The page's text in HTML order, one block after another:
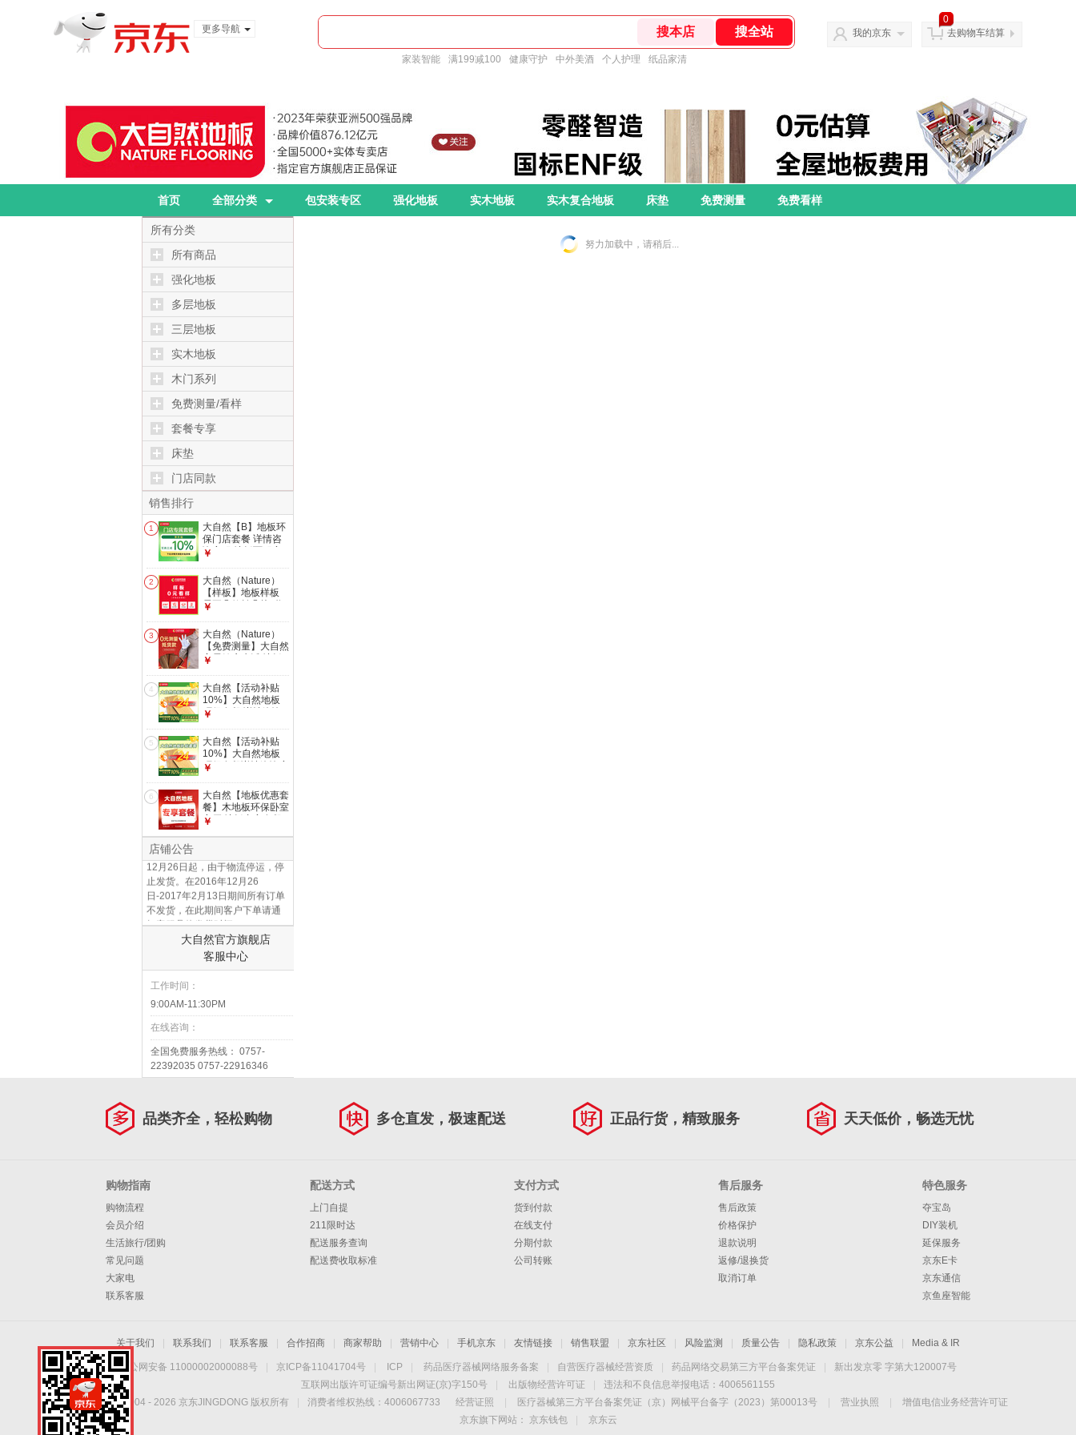
更多导航
家装智能 满199减100 健康守护 中外美酒 个人护理 纸品家清
我的京东
0
去购物车结算
首页 全部分类 包安装专区 强化地板 实木地板 实木复合地板 床垫 免费测量 免费看样
所有分类
所有商品
强化地板
多层地板
三层地板
实木地板
木门系列
免费测量/看样
套餐专享
床垫
门店同款
销售排行
1
大自然【B】地板环
保门店套餐 详情咨
询客服 地板面积定
￥
2
大自然（Nature）
【样板】地板样板
需要几款拍几块 联
样板
￥
3
大自然（Nature）
【免费测量】大自然
家居健康生活 地板
款】 地板测量
￥
4
大自然【活动补贴
10%】大自然地板
环保套餐 详情咨询
【5000元】
￥
5
大自然【活动补贴
10%】大自然地板
环保套餐详情咨询客
【10000元】
￥
6
大自然【地板优惠套
餐】木地板环保卧室
客厅 地板专享套餐
￥
店铺公告
12.12年末大促，全场地板买N平
减N元-限时24小时.
12月26日起，由于物流停运，停
止发货。在2016年12月26
日-2017年2月13日期间所有订单
不发货，在此期间客户下单请通
知客服具体发货时间。
大自然官方旗舰店
客服中心
工作时间：
9:00AM-11:30PM
在线咨询：
全国免费服务热线： 0757-
22392035 0757-22916346
努力加载中，请稍后...
品类齐全，轻松购物 多仓直发，极速配送 正品行货，精致服务 天天低价，畅选无忧
购物指南
购物流程
会员介绍
生活旅行/团购
常见问题
大家电
联系客服
配送方式
上门自提
211限时达
配送服务查询
配送费收取标准
支付方式
货到付款
在线支付
分期付款
公司转账
售后服务
售后政策
价格保护
退款说明
返修/退换货
取消订单
特色服务
夺宝岛
DIY装机
延保服务
京东E卡
京东通信
京鱼座智能
关于我们 联系我们 联系客服 合作招商 商家帮助 营销中心 手机京东 友情链接 销售联盟 京东社区 风险监测 质量公告 隐私政策 京东公益 Media & IR
京公网安备 11000002000088号 京ICP备11041704号 ICP 药品医疗器械网络服务备案 自营医疗器械经营资质 药品网络交易第三方平台备案凭证
新出发京零 字第大120007号
互联网出版许可证编号新出网证(京)字150号
出版物经营许可证
违法和不良信息举报电话：4006561155
Copyright © 2004 - 2026 京东JINGDONG 版权所有 消费者维权热线：4006067733 经营证照 医疗器械第三方平台备案凭证（京）网械平台备字（2023）第00013号 营业执照
增值电信业务经营许可证
京东旗下网站：
京东钱包 京东云